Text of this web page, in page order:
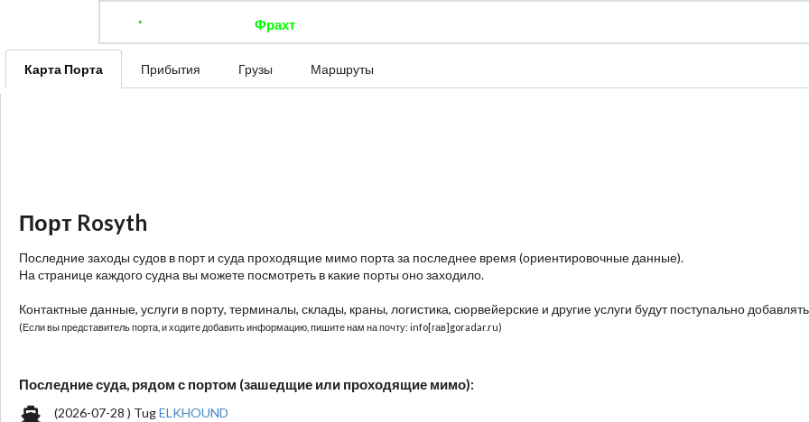
Фрахт
Карта Порта Прибытия Грузы Маршруты
Порт Rosyth
Последние заходы судов в порт и суда проходящие мимо порта за последнее время (ориентировочные данные).
На странице каждого судна вы можете посмотреть в какие порты оно заходило.
Контактные данные, услуги в порту, терминалы, склады, краны, логистика, сюрвейерские и другие услуги будут поступально
(Если вы представитель порта, и ходите добавить информацию, пишите нам на почту: info[гав]goradar.ru)
Последние суда, рядом с портом (зашедщие или проходящие мимо):
(2026-07-28 ) TugELKHOUND